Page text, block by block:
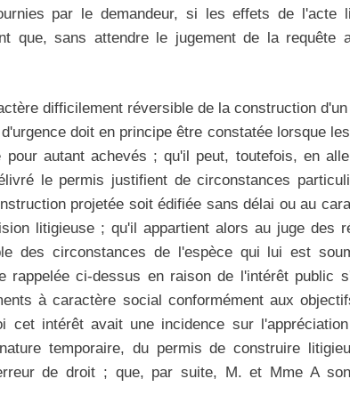
par le demandeur, si les effets de l'acte
que, sans attendre le jugement de la requête
difficilement réversible de la construction
doit en principe être constatée lorsque
autant achevés ; qu'il peut, toutefois, en
le permis justifient de circonstances
projetée soit édifiée sans délai ou au
litigieuse ; qu'il appartient alors au juge des
des circonstances de l'espèce qui lui est
rappelée ci-dessus en raison de l'intérêt public
à caractère social conformément aux
cet intérêt avait une incidence sur
temporaire, du permis de construire
de droit ; que, par suite, M. et Mme A